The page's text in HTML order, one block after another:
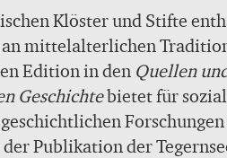
Klöster und Stifte
mittelalterlichen
Edition in den Quellen
Geschichtebietet für
Publikation der